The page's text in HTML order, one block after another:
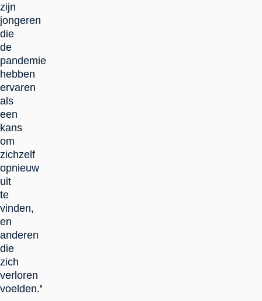
zijn
jongeren
die
de
pandemie
hebben
ervaren
als
een
kans
om
zichzelf
opnieuw
uit
te
vinden,
en
anderen
die
zich
verloren
voelden.'